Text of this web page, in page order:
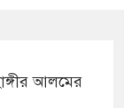
আলমের